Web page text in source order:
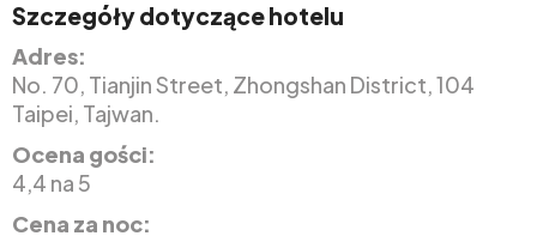
Szczegóły dotyczące hotelu
Adres:
No. 70, Tianjin Street, Zhongshan District, 104
Taipei, Tajwan.
Ocena gości:
4,4 na 5
Cena za noc: